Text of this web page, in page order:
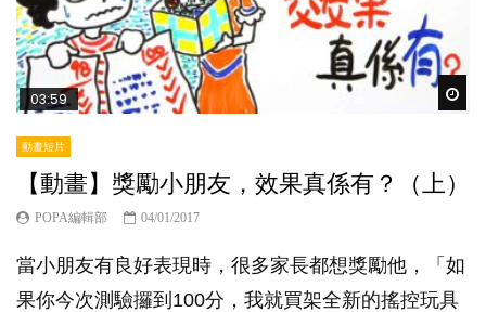
03:59
動畫短片
【動畫】獎勵小朋友，效果真係有？（上）
POPA編輯部 04/01/2017
當小朋友有良好表現時，很多家長都想獎勵他，「如
果你今次測驗攞到100分，我就買架全新的搖控玩具